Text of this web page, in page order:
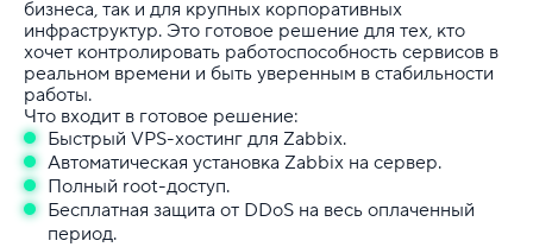
бизнеса, так и для крупных корпоративных
инфраструктур. Это готовое решение для тех, кто
хочет контролировать работоспособность сервисов в
реальном времени и быть уверенным в стабильности
работы.
Что входит в готовое решение:
Быстрый VPS-хостинг для Zabbix.
Автоматическая установка Zabbix на сервер.
Полный root-доступ.
Бесплатная защита от DDoS на весь оплаченный
период.